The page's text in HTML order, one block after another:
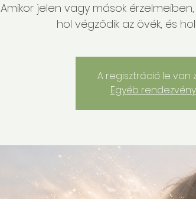
Amikor jelen vagy mások
hol végződik az övék, és
A regisztráció le van
Egyéb